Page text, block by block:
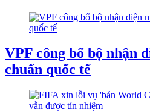
VPF công bố bộ nhận
chuẩn quốc tế